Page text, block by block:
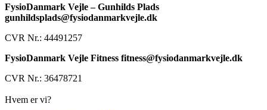
FysioDanmark Vejle – Gunhilds Plads
gunhildsplads@fysiodanmarkvejle.dk
CVR Nr.: 44491257
FysioDanmark Vejle Fitness fitness@fysiodanmarkvejle.dk
CVR Nr.: 36478721
Hvem er vi?